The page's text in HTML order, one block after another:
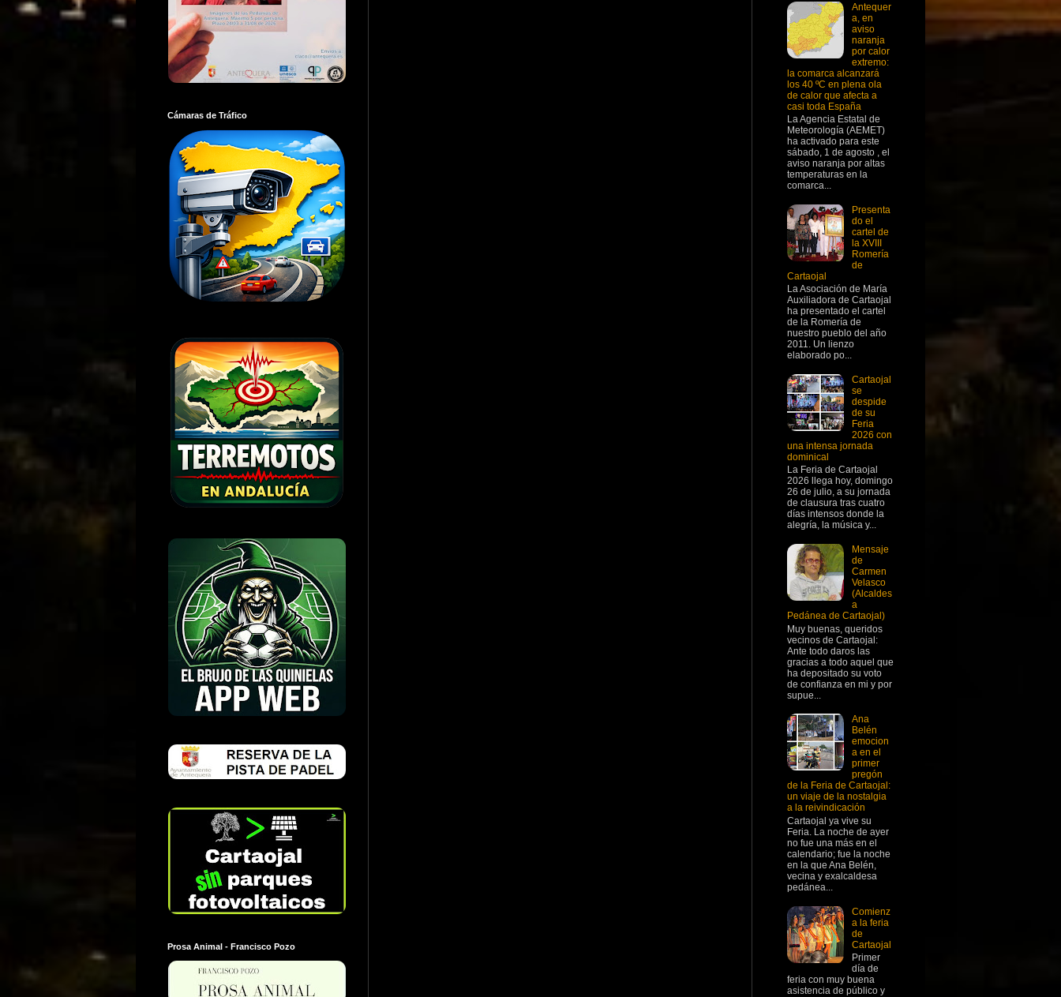
Cámaras de Tráfico
Prosa Animal - Francisco Pozo
Antequer
a, en
aviso
naranja
por calor
extremo:
la comarca alcanzará
los 40 ºC en plena ola
de calor que afecta a
casi toda España
La Agencia Estatal de
Meteorología (AEMET)
ha activado para este
sábado, 1 de agosto , el
aviso naranja por altas
temperaturas en la
comarca...
Presenta
do el
cartel de
la XVIII
Romería
de
Cartaojal
La Asociación de María
Auxiliadora de Cartaojal
ha presentado el cartel
de la Romería de
nuestro pueblo del año
2011. Un lienzo
elaborado po...
Cartaojal
se
despide
de su
Feria
2026 con
una intensa jornada
dominical
La Feria de Cartaojal
2026 llega hoy, domingo
26 de julio, a su jornada
de clausura tras cuatro
días intensos donde la
alegría, la música y...
Mensaje
de
Carmen
Velasco
(Alcaldes
a
Pedánea de Cartaojal)
Muy buenas, queridos
vecinos de Cartaojal:
Ante todo daros las
gracias a todo aquel que
ha depositado su voto
de confianza en mi y por
supue...
Ana
Belén
emocion
a en el
primer
pregón
de la Feria de Cartaojal:
un viaje de la nostalgia
a la reivindicación
Cartaojal ya vive su
Feria. La noche de ayer
no fue una más en el
calendario; fue la noche
en la que Ana Belén,
vecina y exalcaldesa
pedánea...
Comienz
a la feria
de
Cartaojal
Primer
día de
feria con muy buena
asistencia de público y